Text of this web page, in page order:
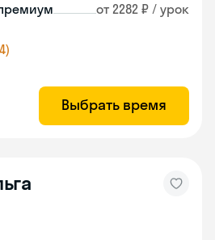
от 2282 ₽ / урок
Выбрать время